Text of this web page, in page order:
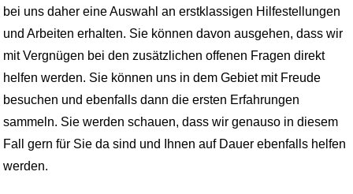
bei uns daher eine Auswahl an erstklassigen Hilfestellungen
und Arbeiten erhalten. Sie können davon ausgehen, dass wir
mit Vergnügen bei den zusätzlichen offenen Fragen direkt
helfen werden. Sie können uns in dem Gebiet mit Freude
besuchen und ebenfalls dann die ersten Erfahrungen
sammeln. Sie werden schauen, dass wir genauso in diesem
Fall gern für Sie da sind und Ihnen auf Dauer ebenfalls helfen
werden.